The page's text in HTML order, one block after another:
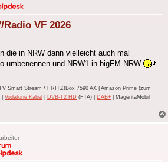
VF 2026
die in NRW dann vielleicht auch mal
umbenennen und NRW1 in bigFM NRW
Smart Stream / FRITZ!Box 7590 AX | Amazon Prime (zum
Vodafone Kabel DVB-T2 HD (FTA) | DAB+ | MagentaMobil